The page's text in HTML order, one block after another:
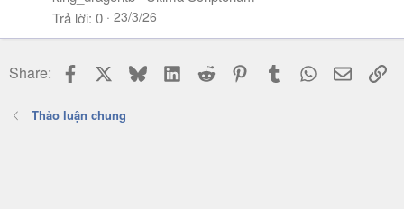
Trả lời 0 23/3/26
Share: Facebook BlueskyLinkedIn
Reddit PinterestTumblr WhatsApp
Email
Thảo luận chung